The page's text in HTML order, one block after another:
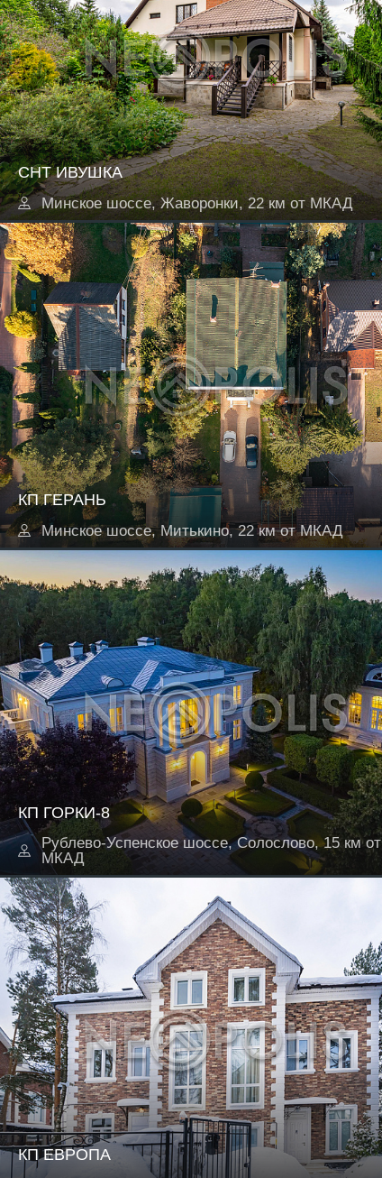
СНТ ИВУШКА
Минское шоссе, Жаворонки, 22 км от МКАД
КП ГЕРАНЬ
Минское шоссе, Митькино, 22 км от МКАД
КП ГОРКИ-8
Рублево-Успенское шоссе, Солослово, 15 км от
МКАД
КП ЕВРОПА